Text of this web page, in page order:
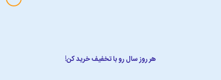
هر روز سال رو با تخفیف خرید کن!